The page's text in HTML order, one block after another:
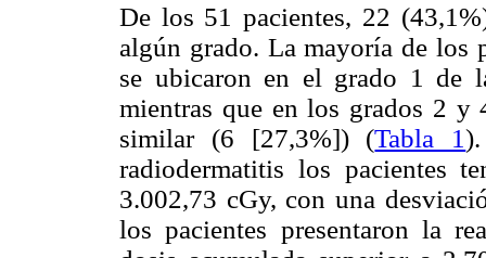
De los 51 pacientes, 22
algún grado. La mayoría de los
se ubicaron en el grado 1 de
mientras que en los grados 2 y
similar (6 [27,3%]) (Tabla 1
radiodermatitis los pacientes
3.002,73 cGy, con una
los pacientes presentaron la